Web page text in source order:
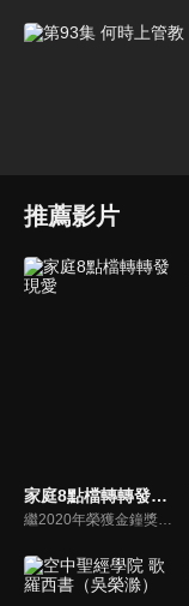
推薦影片
家庭8點檔轉轉發現愛